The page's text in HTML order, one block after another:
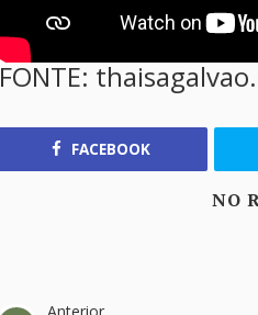
FONTE:
FACEBOOK
NO